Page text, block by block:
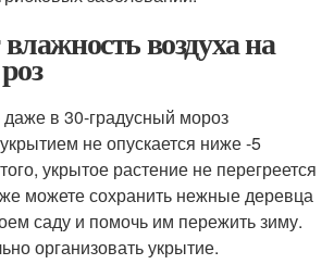
воздуха на
в 30-градусный мороз
не опускается ниже -5
укрытое растение не перегреется
можете сохранить нежные деревца
саду и помочь им пережить зиму.
организовать укрытие.